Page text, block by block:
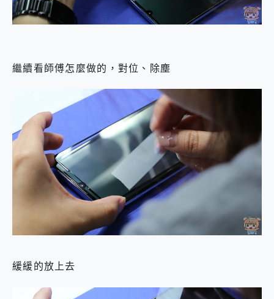
繼續看師傅怎麼做的，對位、除塵
緩緩的放上去